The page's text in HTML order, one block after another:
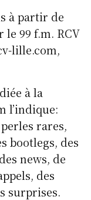
à partir de
le 99 f.m. RCV
lille.com,
à la
l’indique:
rares,
bootlegs, des
news, de
des
surprises.